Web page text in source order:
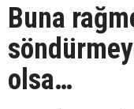
Buna
olsa…